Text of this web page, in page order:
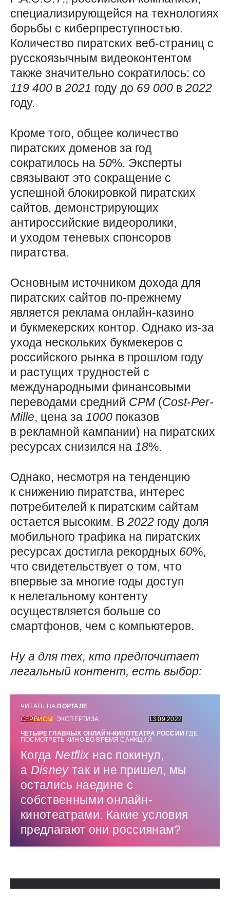
специализирующейся на технологиях
борьбы с киберпреступностью.
Количество пиратских веб-страниц с
русскоязычным видеоконтентом
также значительно сократилось: со
119 400 в 2021 году до 69 000 в 2022
году.
Кроме того, общее количество
пиратских доменов за год
сократилось на 50%. Эксперты
связывают это сокращение с
успешной блокировкой пиратских
сайтов, демонстрирующих
антироссийские видеоролики,
и уходом теневых спонсоров
пиратства.
Основным источником дохода для
пиратских сайтов по-прежнему
является реклама онлайн-казино
и букмекерских контор. Однако из-за
ухода нескольких букмекеров с
российского рынка в прошлом году
и растущих трудностей с
международными финансовыми
переводами средний CPM (Cost-Per-
Mille, цена за 1000 показов
в рекламной кампании) на пиратских
ресурсах снизился на 18%.
Однако, несмотря на тенденцию
к снижению пиратства, интерес
потребителей к пиратским сайтам
остается высоким. В 2022 году доля
мобильного трафика на пиратских
ресурсах достигла рекордных 60%,
что свидетельствует о том, что
впервые за многие годы доступ
к нелегальному контенту
осуществляется больше со
смартфонов, чем с компьютеров.
Ну а для тех, кто предпочитает
легальный контент, есть выбор:
ЧИТАТЬ НА ПОРТАЛЕ
СЕРВИСЫ
ЭКСПЕРТИЗА
13.09.2022
ЧЕТЫРЕ ГЛАВНЫХ ОНЛАЙН-КИНОТЕАТРА РОССИИ ГДЕ
ПОСМОТРЕТЬ КИНО ВО ВРЕМЯ САНКЦИЙ
Когда Netflix нас покинул,
а Disneyтак и не пришел, мы
остались наедине с
собственными онлайн-
кинотеатрами. Какие условия
предлагают они россиянам?